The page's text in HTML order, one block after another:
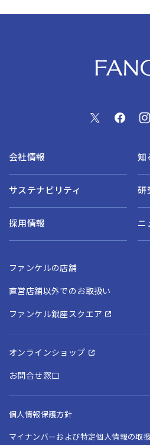
会社情報 知
サステナビリティ 研
採用情報 ニ
ファンケルの店舗
直営店舗以外でのお取扱い
ファンケル銀座スクエア
オンラインショップ
お問合せ窓口
個人情報保護方針
マイナンバーおよび特定個人情報の取